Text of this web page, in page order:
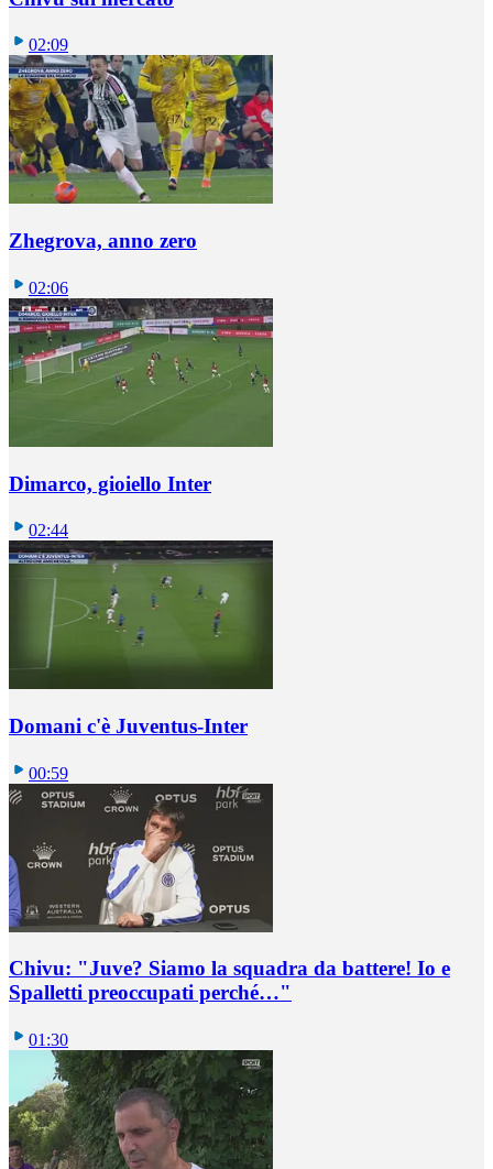
02:09
Zhegrova, anno zero
02:06
Dimarco, gioiello Inter
02:44
Domani c'è Juventus-Inter
00:59
Chivu: "Juve? Siamo la squadra da battere! Io e
Spalletti preoccupati perché…"
01:30